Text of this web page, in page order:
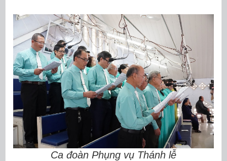
Ca đoàn Phụng vụ Thánh lễ